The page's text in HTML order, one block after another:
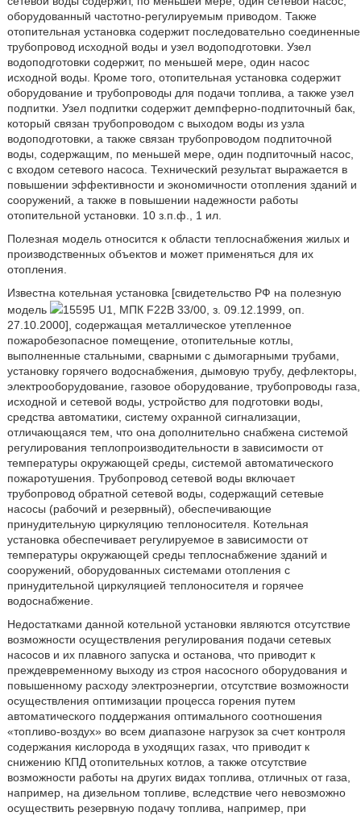
оборудованный частотно-регулируемым приводом. Также
отопительная установка содержит последовательно соединенные
трубопровод исходной воды и узел водоподготовки. Узел
водоподготовки содержит, по меньшей мере, один насос
исходной воды. Кроме того, отопительная установка содержит
оборудование и трубопроводы для подачи топлива, а также узел
подпитки. Узел подпитки содержит демпферно-подпиточный бак,
который связан трубопроводом с выходом воды из узла
водоподготовки, а также связан трубопроводом подпиточной
воды, содержащим, по меньшей мере, один подпиточный насос,
с входом сетевого насоса. Технический результат выражается в
повышении эффективности и экономичности отопления зданий и
сооружений, а также в повышении надежности работы
отопительной установки. 10 з.п.ф., 1 ил.
Полезная модель относится к области теплоснабжения жилых и
производственных объектов и может применяться для их
отопления.
Известна котельная установка [свидетельство РФ на полезную
модель
15595 U1, МПК F22B 33/00, з. 09.12.1999, оп.
27.10.2000], содержащая металлическое утепленное
пожаробезопасное помещение, отопительные котлы,
выполненные стальными, сварными с дымогарными трубами,
установку горячего водоснабжения, дымовую трубу, дефлекторы,
электрооборудование, газовое оборудование, трубопроводы газа,
исходной и сетевой воды, устройство для подготовки воды,
средства автоматики, систему охранной сигнализации,
отличающаяся тем, что она дополнительно снабжена системой
регулирования теплопроизводительности в зависимости от
температуры окружающей среды, системой автоматического
пожаротушения. Трубопровод сетевой воды включает
трубопровод обратной сетевой воды, содержащий сетевые
насосы (рабочий и резервный), обеспечивающие
принудительную циркуляцию теплоносителя. Котельная
установка обеспечивает регулируемое в зависимости от
температуры окружающей среды теплоснабжение зданий и
сооружений, оборудованных системами отопления с
принудительной циркуляцией теплоносителя и горячее
водоснабжение.
Недостатками данной котельной установки являются отсутствие
возможности осуществления регулирования подачи сетевых
насосов и их плавного запуска и останова, что приводит к
преждевременному выходу из строя насосного оборудования и
повышенному расходу электроэнергии, отсутствие возможности
осуществления оптимизации процесса горения путем
автоматического поддержания оптимального соотношения
«топливо-воздух» во всем диапазоне нагрузок за счет контроля
содержания кислорода в уходящих газах, что приводит к
снижению КПД отопительных котлов, а также отсутствие
возможности работы на других видах топлива, отличных от газа,
например, на дизельном топливе, вследствие чего невозможно
осуществить резервную подачу топлива, например, при